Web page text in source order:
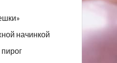
начинкой